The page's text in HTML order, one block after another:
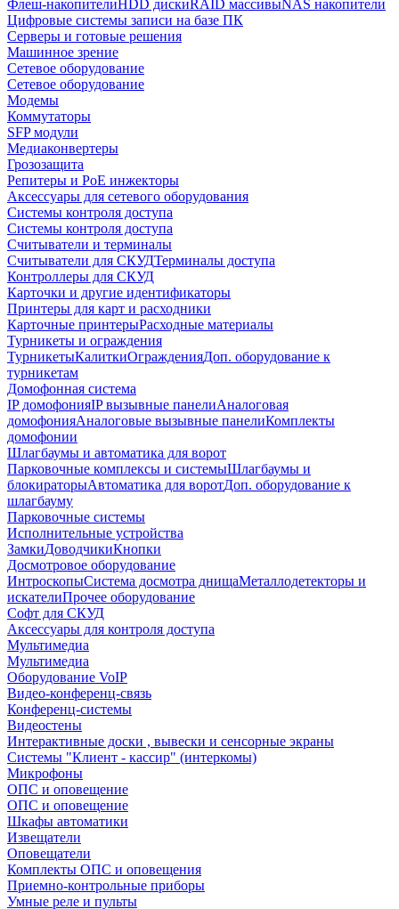
Флеш-накопителиHDD дискиRAID массивыNAS накопители
Цифровые системы записи на базе ПК
Серверы и готовые решения
Машинное зрение
Сетевое оборудование
Сетевое оборудование
Модемы
Коммутаторы
SFP модули
Медиаконвертеры
Грозозащита
Репитеры и PoE инжекторы
Аксессуары для сетевого оборудования
Системы контроля доступа
Системы контроля доступа
Считыватели и терминалы
Считыватели для СКУДТерминалы доступа
Контроллеры для СКУД
Карточки и другие идентификаторы
Принтеры для карт и расходники
Карточные принтерыРасходные материалы
Турникеты и ограждения
ТурникетыКалиткиОгражденияДоп. оборудование к
турникетам
Домофонная система
IP домофонияIP вызывные панелиАналоговая
домофонияАналоговые вызывные панелиКомплекты
домофонии
Шлагбаумы и автоматика для ворот
Парковочные комплексы и системыШлагбаумы и
блокираторыАвтоматика для воротДоп. оборудование к
шлагбауму
Парковочные системы
Исполнительные устройства
ЗамкиДоводчикиКнопки
Досмотровое оборудование
ИнтроскопыСистема досмотра днищаМеталлодетекторы и
искателиПрочее оборудование
Софт для СКУД
Аксессуары для контроля доступа
Мультимедиа
Мультимедиа
Оборудование VoIP
Видео-конференц-связь
Конференц-системы
Видеостены
Интерактивные доски , вывески и сенсорные экраны
Системы "Клиент - кассир" (интеркомы)
Микрофоны
ОПС и оповещение
ОПС и оповещение
Шкафы автоматики
Извещатели
Оповещатели
Комплекты ОПС и оповещения
Приемно-контрольные приборы
Умные реле и пульты